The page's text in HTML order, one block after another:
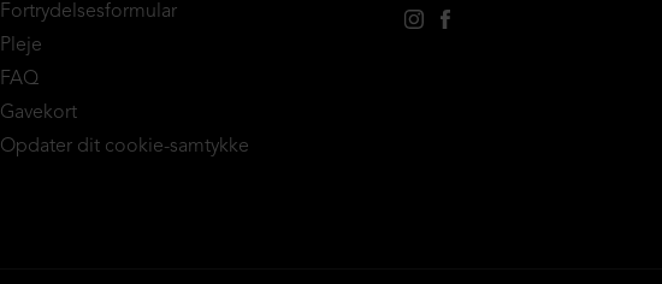
Fortrydelsesformular
Pleje
FAQ
Gavekort
Opdater dit cookie-samtykke